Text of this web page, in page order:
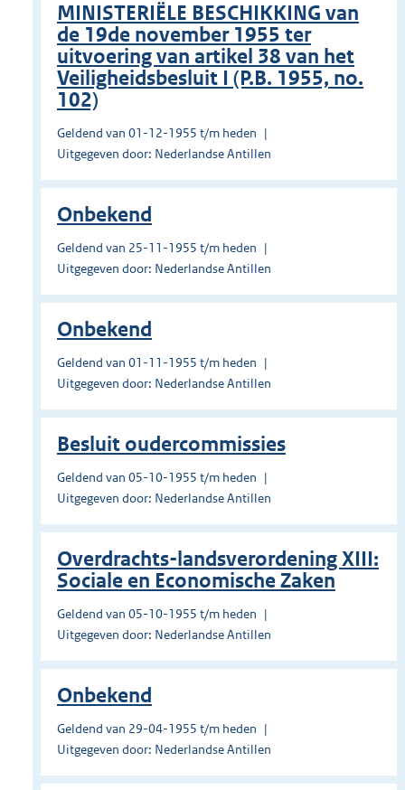
MINISTERIËLE BESCHIKKING van
de 19de november 1955 ter
uitvoering van artikel 38 van het
Veiligheidsbesluit I (P.B. 1955, no.
102)
Geldend van 01-12-1955 t/m heden
Uitgegeven door: Nederlandse Antillen
Onbekend
Geldend van 25-11-1955 t/m heden
Uitgegeven door: Nederlandse Antillen
Onbekend
Geldend van 01-11-1955 t/m heden
Uitgegeven door: Nederlandse Antillen
Besluit oudercommissies
Geldend van 05-10-1955 t/m heden
Uitgegeven door: Nederlandse Antillen
Overdrachts-landsverordening XIII:
Sociale en Economische Zaken
Geldend van 05-10-1955 t/m heden
Uitgegeven door: Nederlandse Antillen
Onbekend
Geldend van 29-04-1955 t/m heden
Uitgegeven door: Nederlandse Antillen